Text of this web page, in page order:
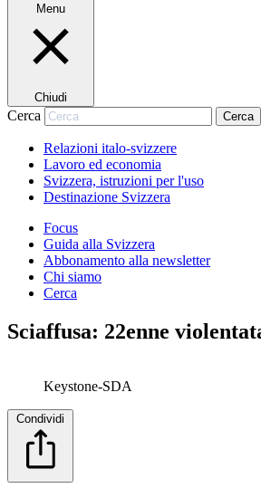
Menu
Chiudi
Cerca Cerca
Relazioni italo-svizzere
Lavoro ed economia
Svizzera, istruzioni per l'uso
Destinazione Svizzera
Focus
Guida alla Svizzera
Abbonamento alla newsletter
Chi siamo
Cerca
Sciaffusa: 22enne
Keystone-SDA
Condividi